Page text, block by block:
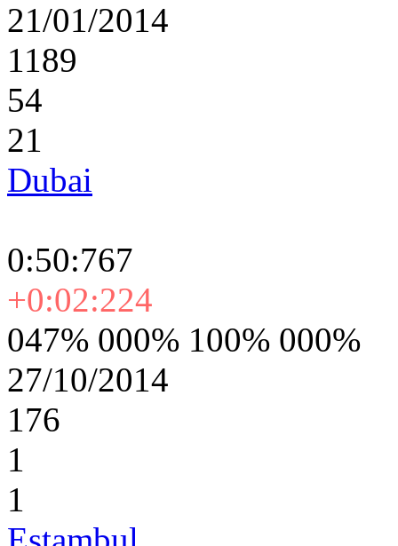
21/01/2014
1189
54
21
Dubai
0:50:767
+0:02:224
047% 000% 100% 000%
27/10/2014
176
1
1